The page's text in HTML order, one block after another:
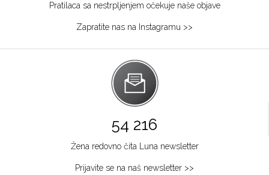
Pratilaca sa nestrpljenjem očekuje naše objave
Zapratite nas na Instagramu >>
54 216
Žena redovno čita Luna newsletter
Prijavite se na naš newsletter >>